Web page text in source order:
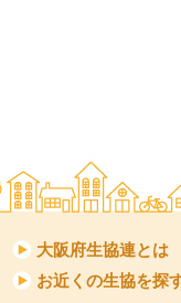
大阪府生協連とは
お近くの生協を探